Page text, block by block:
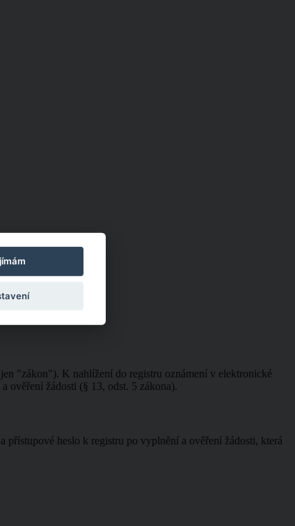
"zákon"). K nahlížení do registru oznámení v elektronické
ověření žádosti (§ 13, odst. 5 zákona).
heslo k registru po vyplnění a ověření žádosti, která